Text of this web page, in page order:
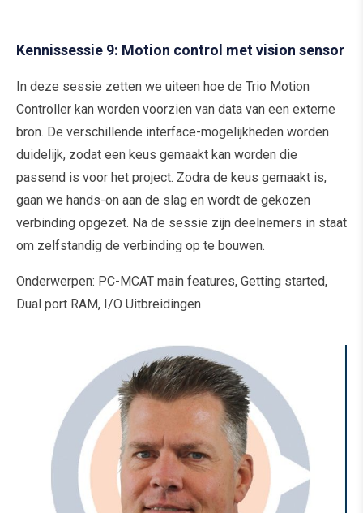
Kennissessie 9: Motion control met vision sensor
In deze sessie zetten we uiteen hoe de Trio Motion
Controller kan worden voorzien van data van een externe
bron. De verschillende interface-mogelijkheden worden
duidelijk, zodat een keus gemaakt kan worden die
passend is voor het project. Zodra de keus gemaakt is,
gaan we hands-on aan de slag en wordt de gekozen
verbinding opgezet. Na de sessie zijn deelnemers in staat
om zelfstandig de verbinding op te bouwen.
Onderwerpen: PC-MCAT main features, Getting started,
Dual port RAM, I/O Uitbreidingen